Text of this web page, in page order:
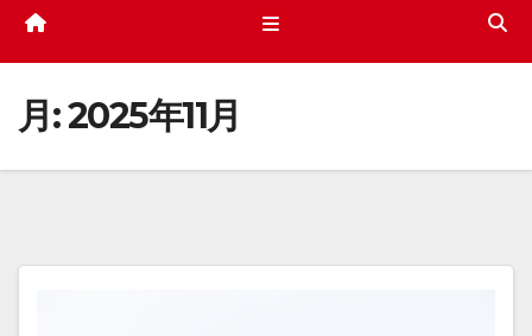
月:2025年11月